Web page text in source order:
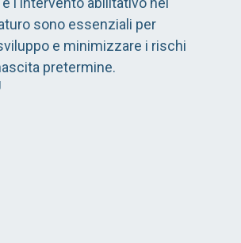
sono essenziali per
e minimizzare i rischi
pretermine.